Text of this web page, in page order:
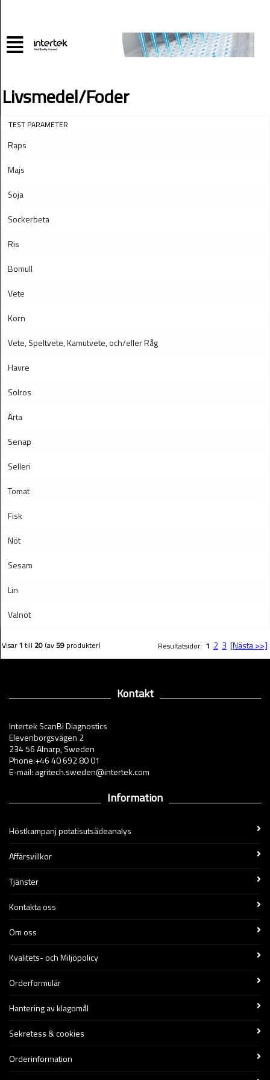
Livsmedel/Foder
TEST PARAMETER
Raps
Majs
Soja
Sockerbeta
Ris
Bomull
Vete
Korn
Vete, Speltvete, Kamutvete, och/eller Råg
Havre
Solros
Ärta
Senap
Selleri
Tomat
Fisk
Nöt
Sesam
Lin
Valnöt
Visar1 till 20 (av59 produkter) Resultatsidor: 1 2 3 [Nästa >>]
Kontakt
Intertek ScanBi Diagnostics
Elevenborgsvägen 2
234 56 Alnarp, Sweden
Phone:+46 40 692 80 01
E-mail: agritech.sweden@intertek.com
Information
Höstkampanj potatisutsädeanalys
Affärsvillkor
Tjänster
Kontakta oss
Om oss
Kvalitets- och Miljöpolicy
Orderformulär
Hantering av klagomål
Sekretess & cookies
Orderinformation